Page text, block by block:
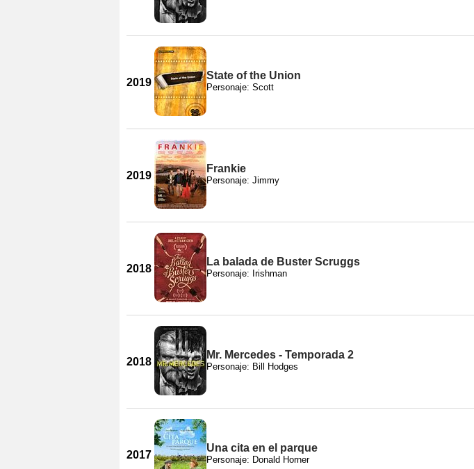
2019
State of the Union
Personaje: Scott
2019
Frankie
Personaje: Jimmy
2018
La balada de Buster Scruggs
Personaje: Irishman
2018
Mr. Mercedes - Temporada 2
Personaje: Bill Hodges
2017
Una cita en el parque
Personaje: Donald Horner